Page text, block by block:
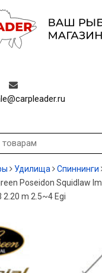
Удилища Спиннинги
Poseidon Squidlaw
2.20 m 2.5~4 Egi